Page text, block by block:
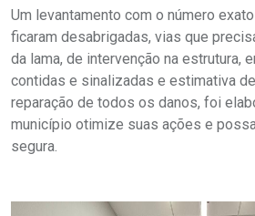
Um levantamento com o número
ficaram desabrigadas, vias que
da lama, de intervenção na estrutura,
contidas e sinalizadas e estimativa
reparação de todos os danos, foi
município otimize suas ações e
segura.